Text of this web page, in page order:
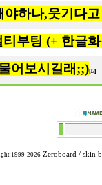
하나,웃기다
부팅 (+ 한글
어보시길래;;)[13]
1999-2026 Zeroboard / skin